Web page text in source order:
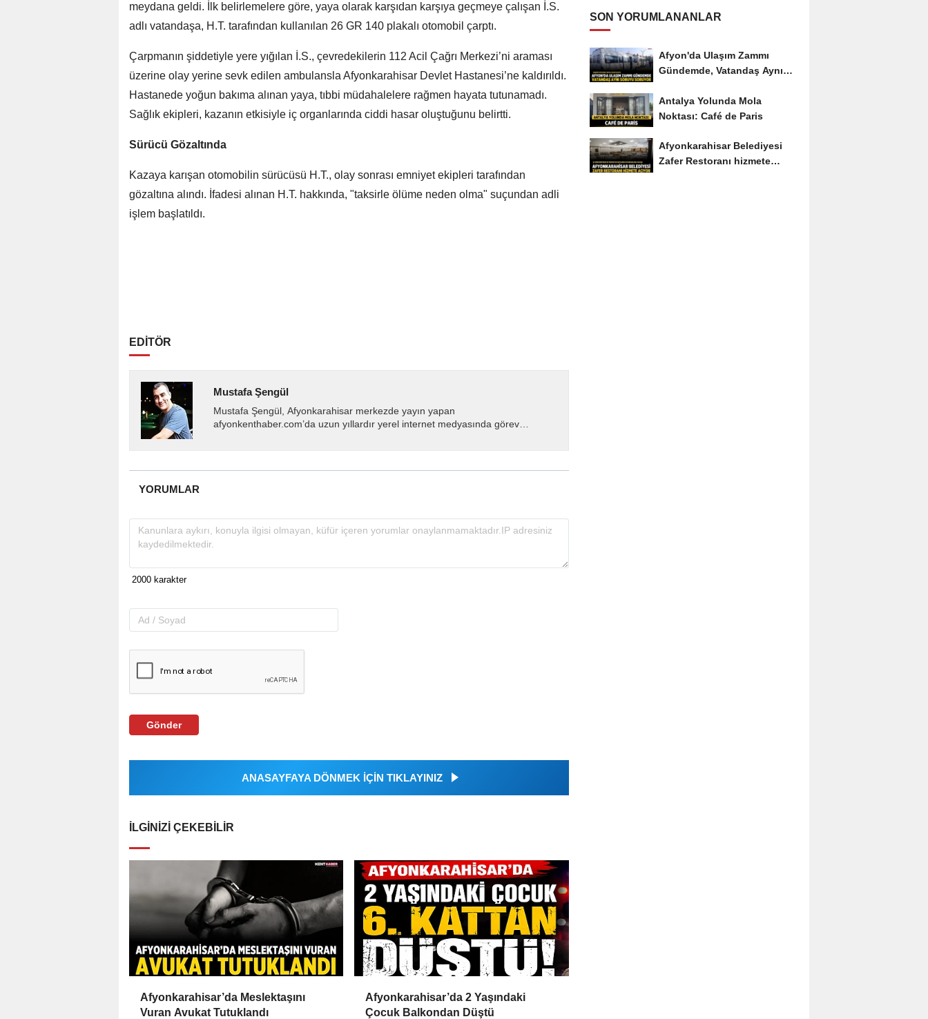
meydana geldi. İlk belirlemelere göre, yaya olarak karşıdan karşıya geçmeye çalışan İ.S.
adlı vatandaşa, H.T. tarafından kullanılan 26 GR 140 plakalı otomobil çarptı.
Çarpmanın şiddetiyle yere yığılan İ.S., çevredekilerin 112 Acil Çağrı Merkezi’ni araması
üzerine olay yerine sevk edilen ambulansla Afyonkarahisar Devlet Hastanesi’ne kaldırıldı.
Hastanede yoğun bakıma alınan yaya, tıbbi müdahalelere rağmen hayata tutunamadı.
Sağlık ekipleri, kazanın etkisiyle iç organlarında ciddi hasar oluştuğunu belirtti.
Sürücü Gözaltında
Kazaya karışan otomobilin sürücüsü H.T., olay sonrası emniyet ekipleri tarafından
gözaltına alındı. İfadesi alınan H.T. hakkında, "taksirle ölüme neden olma" suçundan adli
işlem başlatıldı.
EDİTÖR
Mustafa Şengül
Mustafa Şengül, Afyonkarahisar merkezde yayın yapan
afyonkenthaber.com’da uzun yıllardır yerel internet medyasında görev
YORUMLAR
Gönder
ANASAYFAYA DÖNMEK İÇİN TIKLAYINIZ
İLGINIZI ÇEKEBILIR
Afyonkarahisar’da Meslektaşını
Vuran Avukat Tutuklandı
Afyonkarahisar’da 2 Yaşındaki
Çocuk Balkondan Düştü
SON YORUMLANANLAR
Afyon'da Ulaşım Zammı
Gündemde, Vatandaş Aynı
Antalya Yolunda Mola
Noktası: Café de Paris
Afyonkarahisar Belediyesi
Zafer Restoranı hizmete